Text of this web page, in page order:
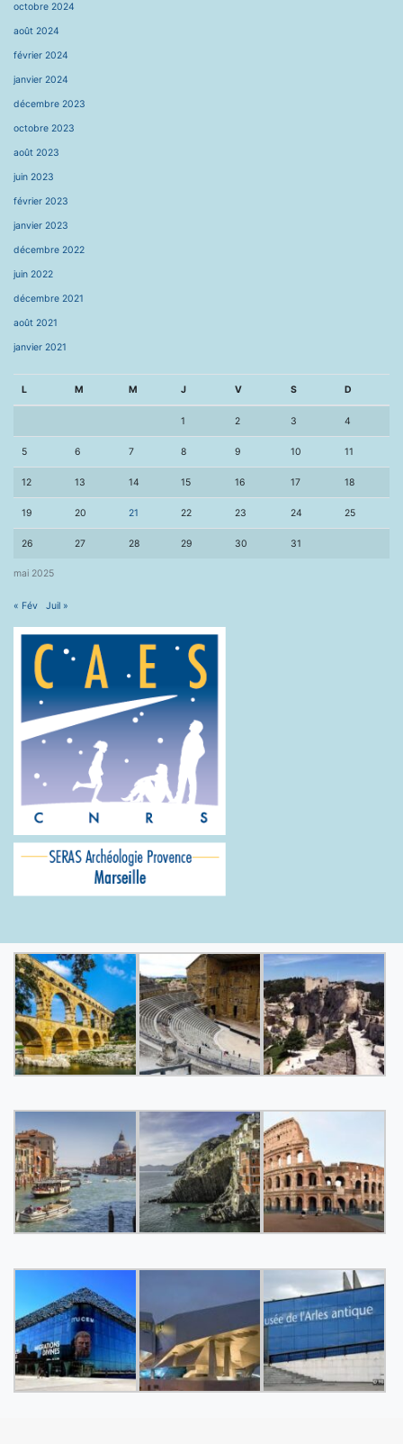
octobre 2024
août 2024
février 2024
janvier 2024
décembre 2023
octobre 2023
août 2023
juin 2023
février 2023
janvier 2023
décembre 2022
juin 2022
décembre 2021
août 2021
janvier 2021
mai 2025
L M M J V S D
1 2 3 4
5 6 7 8 9 10 11
12 13 14 15 16 17 18
19 20 21 22 23 24 25
26 27 28 29 30 31
« Fév Juil »